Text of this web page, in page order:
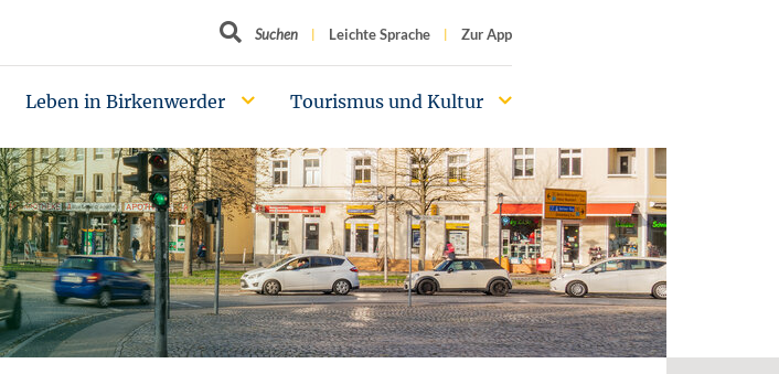
Suchbegriff
Suchen Leichte Sprache Zur App
Leben in Birkenwerder Tourismus und Kultur